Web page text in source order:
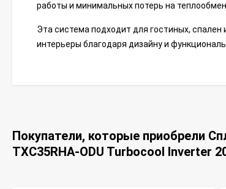
работы и минимальных потерь на
Эта система подходит для гостиных,
интерьеры благодаря дизайну и
Покупатели, которые приобрели
TXC35RHA-ODU Turbocool Inverter